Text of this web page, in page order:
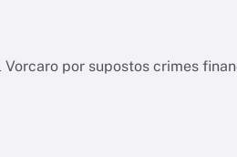
por supostos crimes